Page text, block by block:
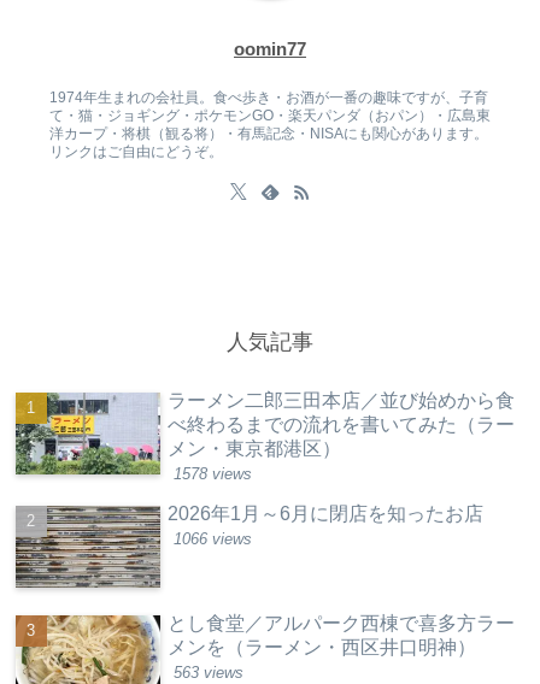
oomin77
1974年生まれの会社員。食べ歩き・お酒が一番の趣味ですが、子育
て・猫・ジョギング・ポケモンGO・楽天パンダ（おパン）・広島東
洋カープ・将棋（観る将）・有馬記念・NISAにも関心があります。
リンクはご自由にどうぞ。
人気記事
ラーメン二郎三田本店／並び始めから食
べ終わるまでの流れを書いてみた（ラー
メン・東京都港区）
1578 views
2026年1月～6月に閉店を知ったお店
1066 views
とし食堂／アルパーク西棟で喜多方ラー
メンを（ラーメン・西区井口明神）
563 views